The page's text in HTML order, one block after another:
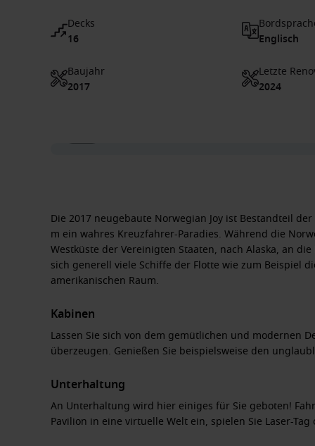
Decks
16
Englisch
Baujahr
2017
Letzte
2024
Die 2017 neugebaute Norwegian Joy ist Bestandteil
m ein wahres Kreuzfahrer-Paradies. Während die
Westküste der Vereinigten Staaten, nach Alaska, an
sich generell viele Schiffe der Flotte wie zum Beispiel
amerikanischen Raum.
Kabinen
Lassen Sie sich von dem gemütlichen und modernen
überzeugen. Genießen Sie beispielsweise den
Unterhaltung
An Unterhaltung wird hier einiges für Sie geboten!
Pavilion in eine virtuelle Welt ein, spielen Sie Laser-